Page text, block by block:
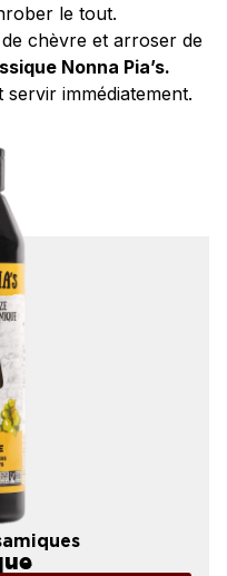
le tout.
chèvre et arroser de
Nonna Pia’s.
immédiatement.